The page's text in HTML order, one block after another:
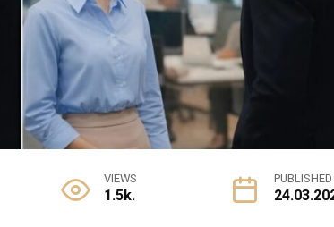
VIEWS
1.5k.